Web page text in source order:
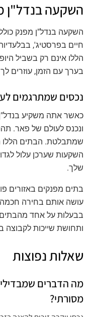
השקעה בנדל"ן
השקעה בנדל"ן מפנק
חיים בפרסטיג',
הללו אינם רק בשביל
בערך עם הזמן, עוזרים
נכסים שמתרגמים
כאשר אתה משקיע
ונכנס לעולם של פאר.
שמתבלטת. הבתים הללו
השקעות שערכן עלול
שלך.
בתים מפנקים באזורים
עושה אותם בחירה חכמה
בבעלות על אחד
ותחושת שייכות לקבוצה
שאלות נפוצות
מה הדברים
מסורתי?